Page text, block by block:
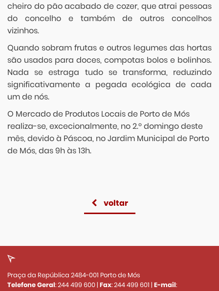
cheiro do pão acabado de cozer, que atrai pessoas
do concelho e também de outros concelhos
vizinhos.
Quando sobram frutas e outros legumes das hortas
são usados para doces, compotas bolos e bolinhos.
Nada se estraga tudo se transforma, reduzindo
significativamente a pegada ecológica de cada
um de nós.
O Mercado de Produtos Locais de Porto de Mós
realiza-se, excecionalmente, no 2.º domingo deste
mês, devido à Páscoa, no Jardim Municipal de Porto
de Mós, das 9h às 13h.
voltar
Praça da República 2484-001 Porto de Mós
Telefone Geral:244 499 600| Fax:244 499 601 | E-mail: